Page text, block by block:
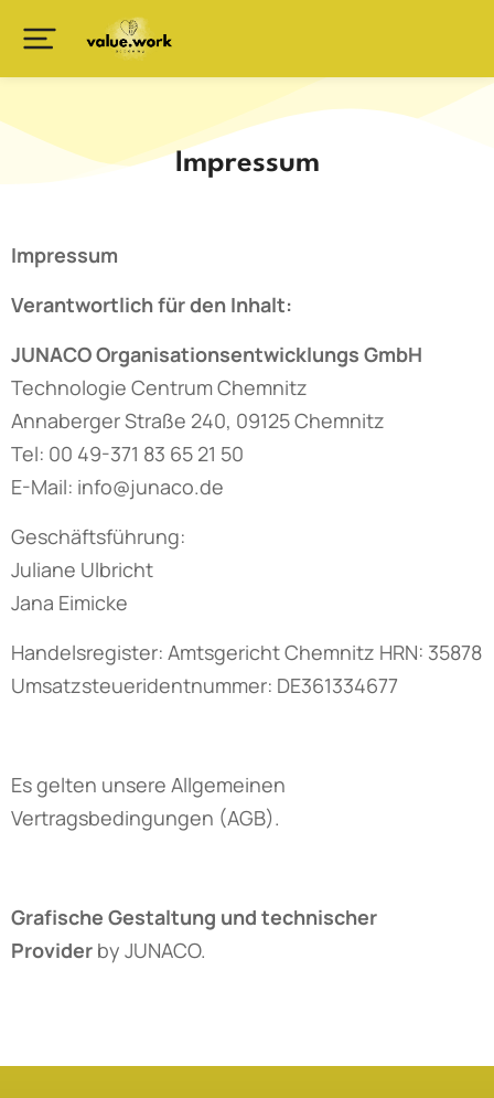
Impressum
Impressum
Verantwortlich für den Inhalt:
JUNACO Organisationsentwicklungs GmbH
Technologie Centrum Chemnitz
Annaberger Straße 240, 09125 Chemnitz
Tel: 00 49-371 83 65 21 50
E-Mail: info@junaco.de
Geschäftsführung:
Juliane Ulbricht
Jana Eimicke
Handelsregister: Amtsgericht Chemnitz HRN: 35878
Umsatzsteueridentnummer: DE361334677
Es gelten unsere Allgemeinen
Vertragsbedingungen (AGB).
Grafische Gestaltung und technischer
Provider by JUNACO.